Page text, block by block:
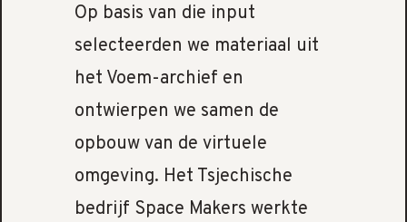
Op basis van die input
selecteerden we materiaal uit
het Voem-archief en
ontwierpen we samen de
opbouw van de virtuele
omgeving. Het Tsjechische
bedrijf Space Makers werkte